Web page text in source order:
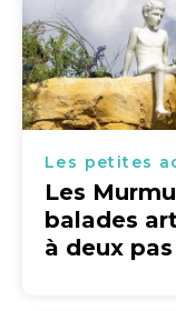
Les petites
Les
balades
à deux